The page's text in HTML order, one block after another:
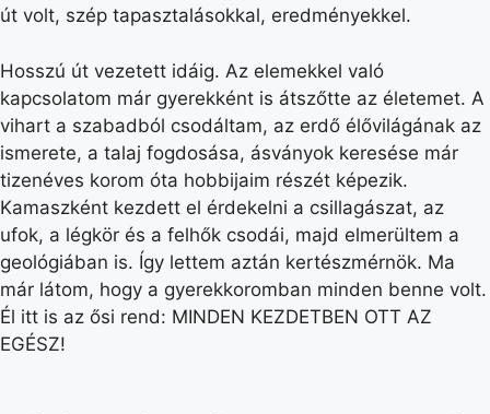
út volt, szép tapasztalásokkal, eredményekkel.
Hosszú út vezetett idáig. Az elemekkel való
kapcsolatom már gyerekként is átszőtte az életemet. A
vihart a szabadból csodáltam, az erdő élővilágának az
ismerete, a talaj fogdosása, ásványok keresése már
tizenéves korom óta hobbijaim részét képezik.
Kamaszként kezdett el érdekelni a csillagászat, az
ufok, a légkör és a felhők csodái, majd elmerültem a
geológiában is. Így lettem aztán kertészmérnök. Ma
már látom, hogy a gyerekkoromban minden benne volt.
Él itt is az ősi rend: MINDEN KEZDETBEN OTT AZ
EGÉSZ!